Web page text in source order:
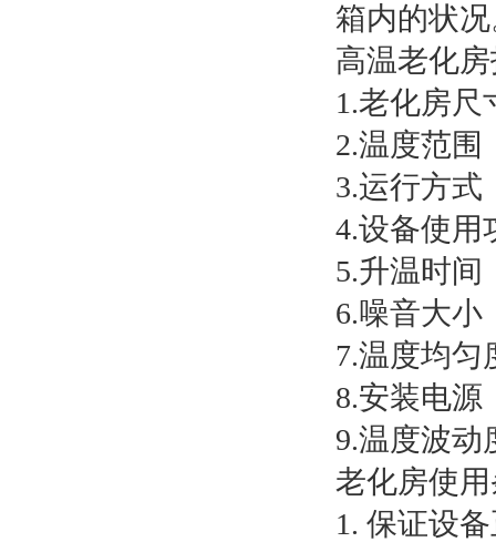
箱内的状
高温老化
1.老化房
2.温度范
3.运行方式
4.设备使用
5.升温时
6.噪音大
7.温度均
8.安装电源
9.温度波
老化房使
1. 保证设